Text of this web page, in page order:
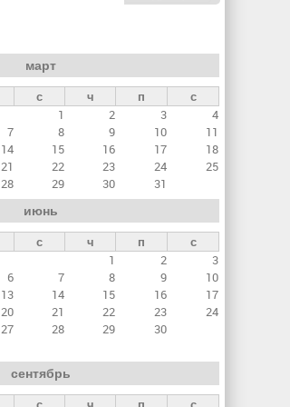
март
с ч п
с
1
2 3
4
7 8 9 10
11
14 15 16 17
18
21 22 23 24
25
28 29 30 31
июнь
с ч п
с
1
2
3
6 7 8 9
10
13 14 15 16
17
20 21 22 23
24
27 28 29 30
сентябрь